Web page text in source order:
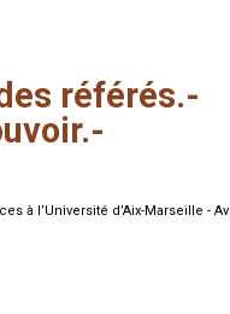
référés.-
à l’Université d’Aix-Marseille -